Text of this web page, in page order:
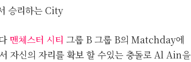
승리하는 City
맨체스터 시티 그룹 B 그룹 B의 Matchday에
자신의 자리를 확보 할 수있는 충돌로 Al Ain을